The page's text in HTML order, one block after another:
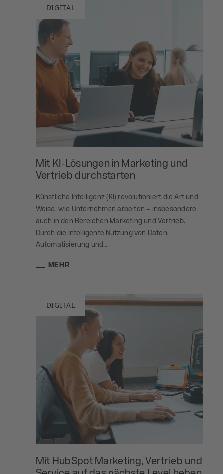
Mit KI-Lösungen in Marketing und
Vertrieb durchstarten
Künstliche Intelligenz (KI) revolutioniert die Art und
Weise, wie Unternehmen arbeiten – insbesondere
auch in den Bereichen Marketing und Vertrieb.
Durch die intelligente Nutzung von Daten,
Automatisierung und…
MEHR
DIGITAL
Mit HubSpot Marketing, Vertrieb und
DIGITAL